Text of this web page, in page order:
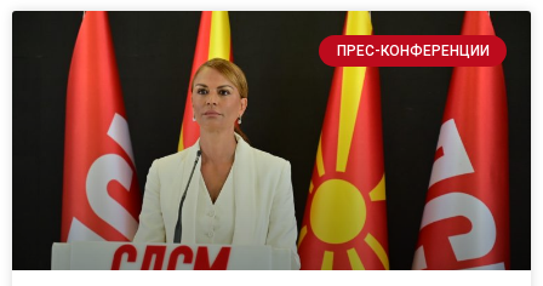
ПРЕС-КОНФЕРЕНЦИИ